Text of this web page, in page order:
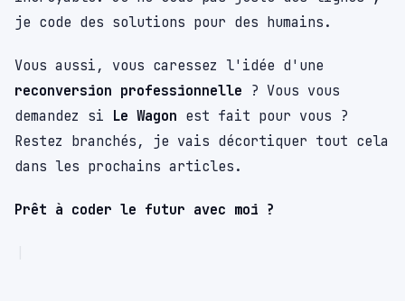
je code des solutions pour des humains.
Vous aussi, vous caressez l'idée d'une
reconversion professionnelle ? Vous vous
demandez si Le Wagon est fait pour vous ?
Restez branchés, je vais décortiquer tout cela
dans les prochains articles.
Prêt à coder le futur avec moi ?